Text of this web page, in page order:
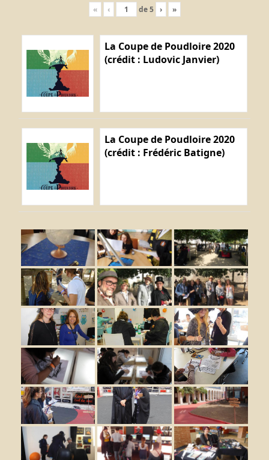
« ‹ de5 › »
La Coupe de Poudloire 2020
(crédit : Ludovic Janvier)
La Coupe de Poudloire 2020
(crédit : Frédéric Batigne)